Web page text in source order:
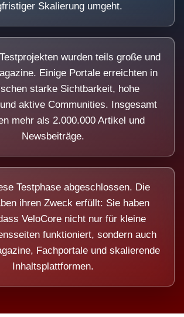
Skalierung umgeht.
wurden teils große und
Einige Portale erreichten in
starke Sichtbarkeit, hohe
aktive Communities. Insgesamt
mehr als 2.000.000 Artikel und
Newsbeiträge.
Testphase abgeschlossen. Die
ihren Zweck erfüllt: Sie haben
VeloCore nicht nur für kleine
funktioniert, sondern auch
Fachportale und skalierende
Inhaltsplattformen.